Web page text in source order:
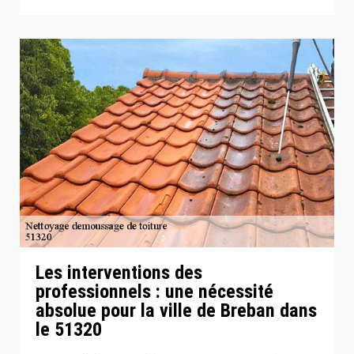
Les interventions des
professionnels : une nécessité
absolue pour la ville de Breban dans
le 51320